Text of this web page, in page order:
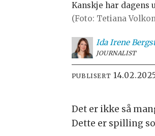
Kanskje har dagens
(Foto: Tetiana
Ida Irene
JOURNALIST
PUBLISERT
Det er ikke så
Dette er spilling